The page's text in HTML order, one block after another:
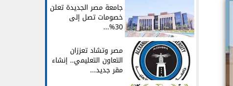
جامعة مصر الجديدة تعلن
خصومات تصل إلى
30%...
مصر وتشاد تعززان
التعاون التعليمي.. إنشاء
مقر جديد...